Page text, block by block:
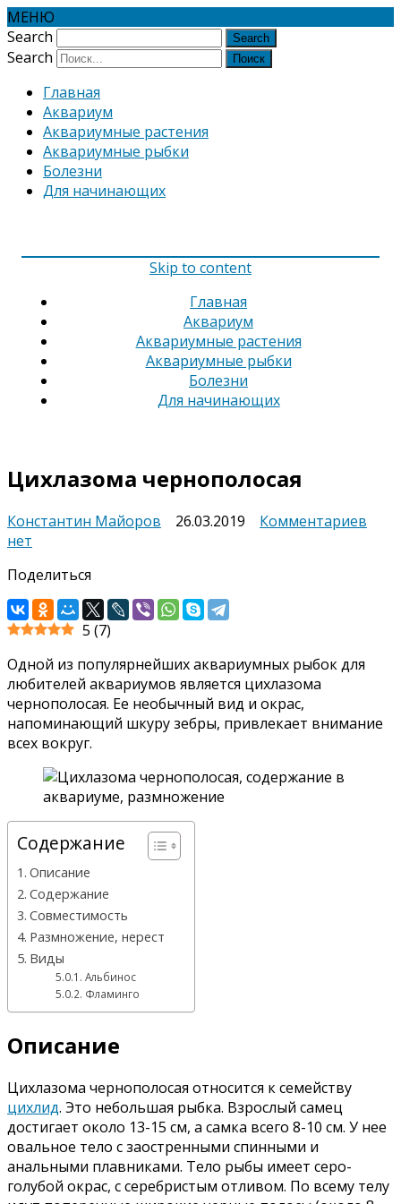
МЕНЮ
Search
Search
Главная
Аквариум
Аквариумные растения
Аквариумные рыбки
Болезни
Для начинающих
Skip to content
Главная
Аквариум
Аквариумные растения
Аквариумные рыбки
Болезни
Для начинающих
Цихлазома чернополосая
Константин Майоров 26.03.2019 Комментариев
нет
Поделиться
5 (7)
Одной из популярнейших аквариумных рыбок для
любителей аквариумов является цихлазома
чернополосая. Ее необычный вид и окрас,
напоминающий шкуру зебры, привлекает внимание
всех вокруг.
Содержание
Описание
Содержание
Совместимость
Размножение, нерест
Виды
Альбинос
Фламинго
Описание
Цихлазома чернополосая относится к семейству
цихлид. Это небольшая рыбка. Взрослый самец
достигает около 13-15 см, а самка всего 8-10 см. У нее
овальное тело с заостренными спинными и
анальными плавниками. Тело рыбы имеет серо-
голубой окрас, с серебристым отливом. По всему телу